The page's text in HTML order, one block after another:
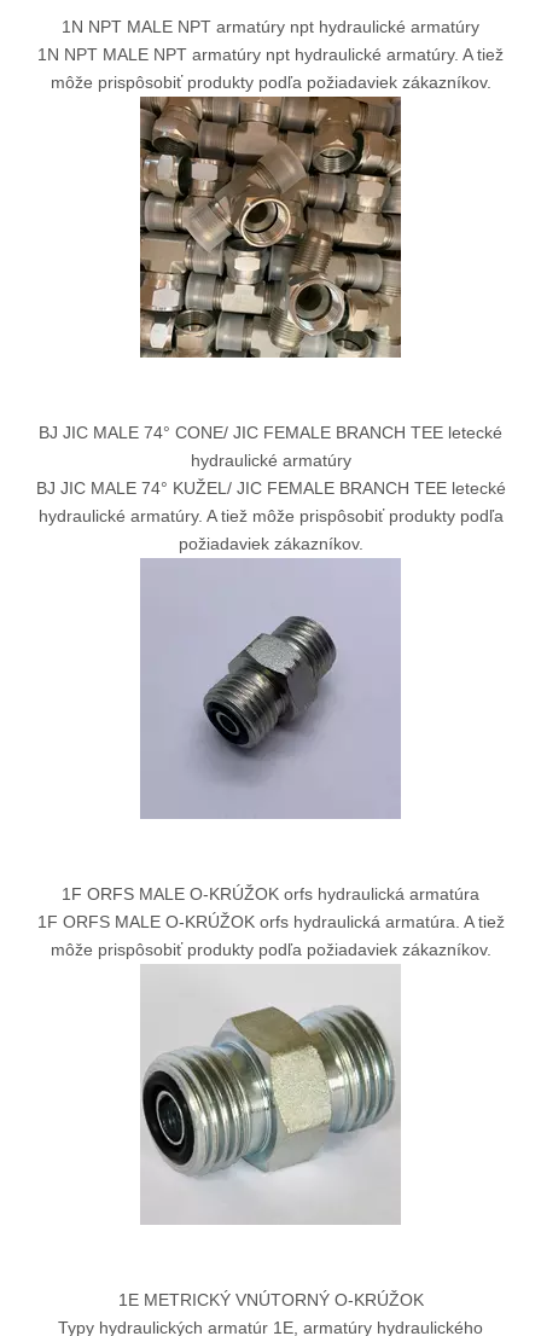
1N NPT MALE NPT armatúry npt hydraulické armatúry
1N NPT MALE NPT armatúry npt hydraulické armatúry. A tiež
môže prispôsobiť produkty podľa požiadaviek zákazníkov.
BJ JIC MALE 74° CONE/ JIC FEMALE BRANCH TEE letecké
hydraulické armatúry
BJ JIC MALE 74° KUŽEL/ JIC FEMALE BRANCH TEE letecké
hydraulické armatúry. A tiež môže prispôsobiť produkty podľa
požiadaviek zákazníkov.
1F ORFS MALE O-KRÚŽOK orfs hydraulická armatúra
1F ORFS MALE O-KRÚŽOK orfs hydraulická armatúra. A tiež
môže prispôsobiť produkty podľa požiadaviek zákazníkov.
1E METRICKÝ VNÚTORNÝ O-KRÚŽOK
Typy hydraulických armatúr 1E, armatúry hydraulického